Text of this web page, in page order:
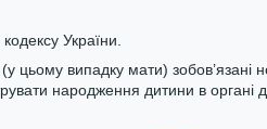
України.
цьому випадку мати) зобов’язані
народження дитини в органі